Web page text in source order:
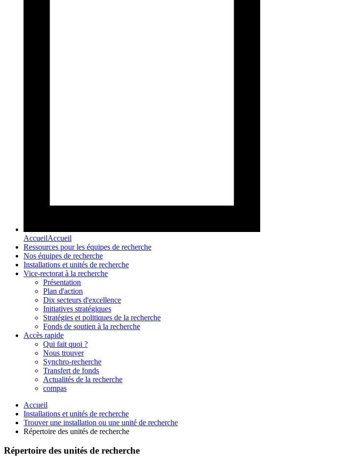
AccueilAccueil
Ressources pour les équipes de recherche
Nos équipes de recherche
Installations et unités de recherche
Vice-rectorat à la recherche
Présentation
Plan d'action
Dix secteurs d'excellence
Initiatives stratégiques
Stratégies et politiques de la recherche
Fonds de soutien à la recherche
Accès rapide
Qui fait quoi ?
Nous trouver
Synchro-recherche
Transfert de fonds
Actualités de la recherche
compas
Accueil
Installations et unités de recherche
Trouver une installation ou une unité de recherche
Répertoire des unités de recherche
Répertoire des unités de recherche